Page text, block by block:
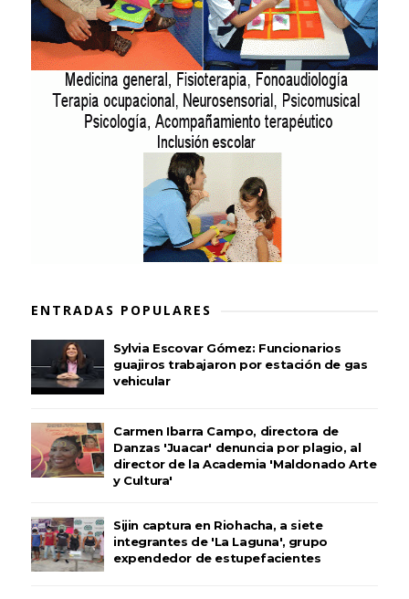
ENTRADAS POPULARES
Sylvia Escovar Gómez: Funcionarios
guajiros trabajaron por estación de gas
vehicular
Carmen Ibarra Campo, directora de
Danzas 'Juacar' denuncia por plagio, al
director de la Academia 'Maldonado Arte
y Cultura'
Sijin captura en Riohacha, a siete
integrantes de 'La Laguna', grupo
expendedor de estupefacientes